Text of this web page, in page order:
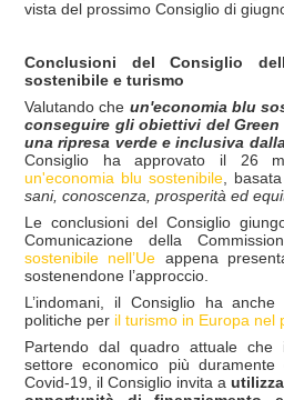
vista del prossimo Consiglio di
Conclusioni del Consiglio
sostenibile e turismo
Valutando che un'economia blu
conseguire gli obiettivi del Green
una ripresa verde e inclusiva
Consiglio ha approvato il 26
un'economia blu sostenibile ,
sani, conoscenza, prosperità ed
Le conclusioni del Consiglio
Comunicazione della
sostenibile nell’Ue appena
sostenendone l’approccio.
L’indomani, il Consiglio ha
politiche per il turismo in Europa nel
Partendo dal quadro attuale che
settore economico più
Covid-19, il Consiglio invita a